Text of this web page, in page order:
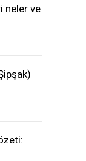
neler ve